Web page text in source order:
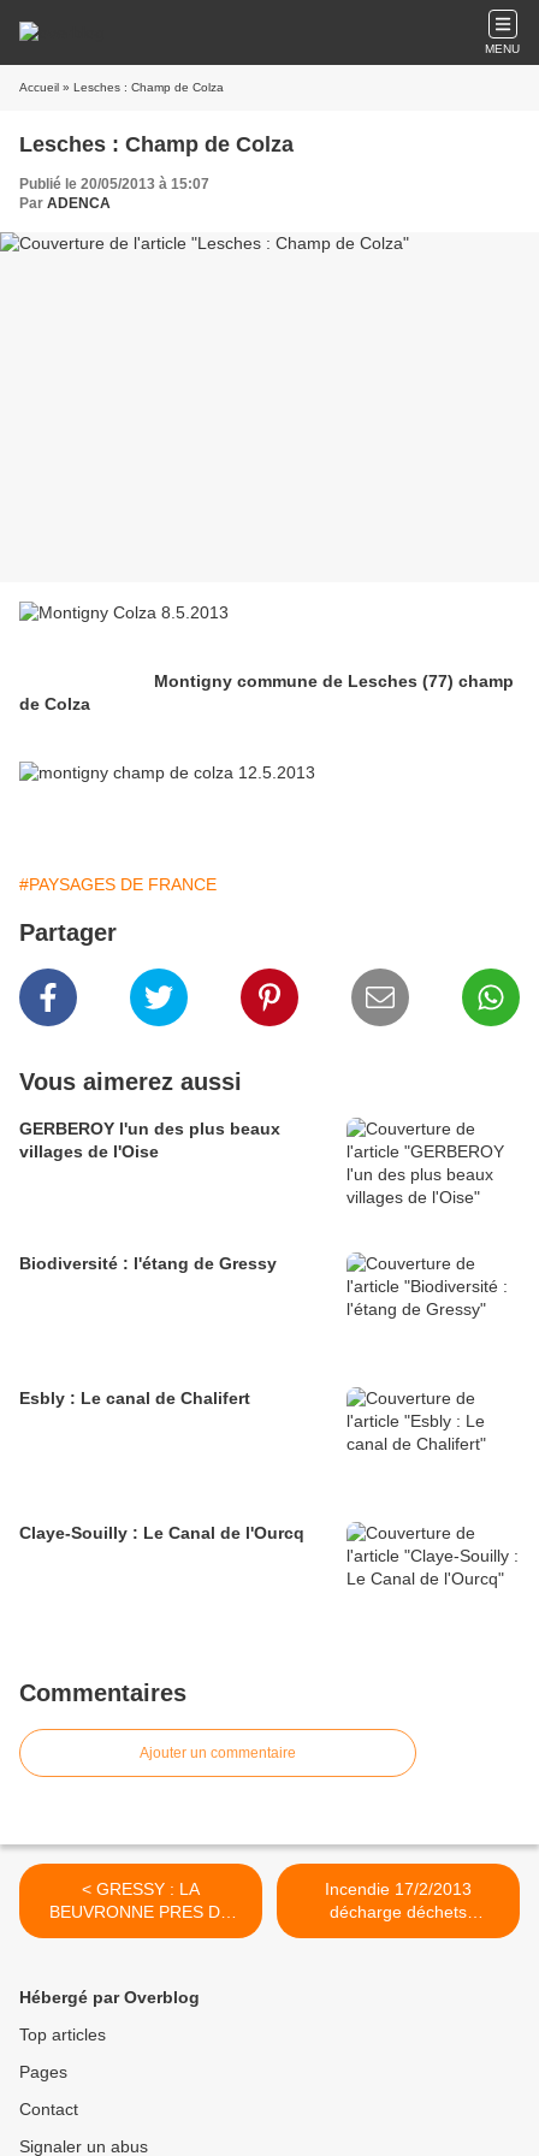
MENU
Accueil » Lesches : Champ de Colza
Lesches : Champ de Colza
Publié le 20/05/2013 à 15:07
Par ADENCA
Montigny commune de Lesches (77) champ
de Colza
#PAYSAGES DE FRANCE
Partager
Vous aimerez aussi
GERBEROY l'un des plus beaux
villages de l'Oise
Biodiversité : l'étang de Gressy
Esbly : Le canal de Chalifert
Claye-Souilly : Le Canal de l'Ourcq
Commentaires
Ajouter un commentaire
< GRESSY : LA
BEUVRONNE PRES DU
MOULIN DE MOULIGNON
Incendie 17/2/2013
décharge déchets
dangereux SITA Villeparisis
Hébergé par Overblog
Top articles
Pages
Contact
Signaler un abus